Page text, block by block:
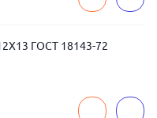
ГОСТ 18143-72